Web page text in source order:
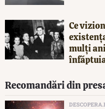
Ce
mulți ani
Recomandări din